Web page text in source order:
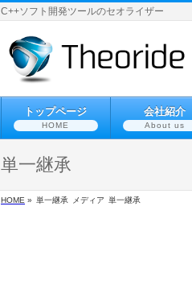
C++ソフト開発ツールのセオライザー
トップページ
HOME
会社紹介
About us
単一継承
HOME » 単一継承 メディア 単一継承